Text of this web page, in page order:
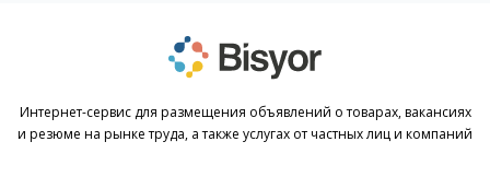
Интернет-сервис для размещения объявлений о товарах, вакансиях
и резюме на рынке труда, а также услугах от частных лиц и компаний